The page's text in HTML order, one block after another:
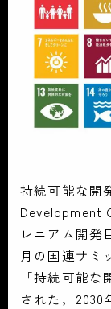
持続可能な開
Development
レニアム開発
月の国連サミ
「持続可能
された，2030